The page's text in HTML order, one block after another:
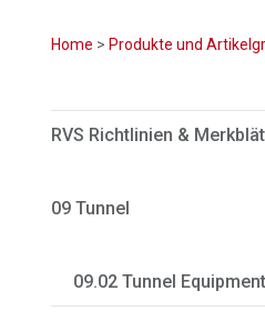
Home > Produkte und
RVS Richtlinien &
09 Tunnel
09.02 Tunnel Equipment